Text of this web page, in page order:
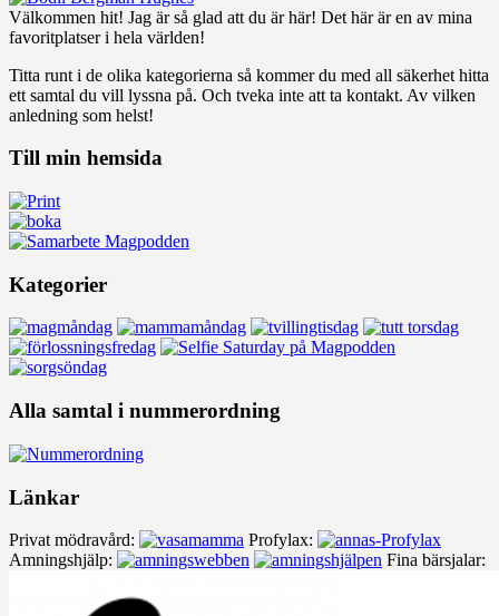
Välkommen hit! Jag är så glad att du är här! Det här är en av mina
favoritplatser i hela världen!
Titta runt i de olika kategorierna så kommer du med all säkerhet hitta
ett samtal du vill lyssna på. Och tveka inte att ta kontakt. Av vilken
anledning som helst!
Till min hemsida
Kategorier
Alla samtal i nummerordning
Länkar
Privat mödravård:
Profylax:
Amningshjälp:
Fina bärsjalar: